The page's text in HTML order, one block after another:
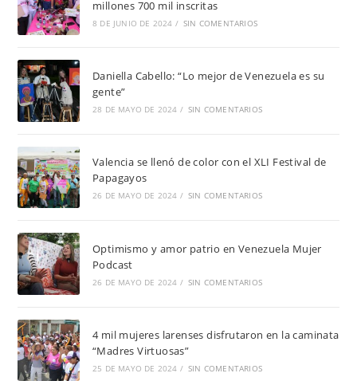
millones 700 mil inscritas
8 DE JUNIO DE 2024 / SIN COMENTARIOS
Daniella Cabello: “Lo mejor de Venezuela es su
gente”
28 DE MAYO DE 2024 / SIN COMENTARIOS
Valencia se llenó de color con el XLI Festival de
Papagayos
26 DE MAYO DE 2024 / SIN COMENTARIOS
Optimismo y amor patrio en Venezuela Mujer
Podcast
26 DE MAYO DE 2024 / SIN COMENTARIOS
4 mil mujeres larenses disfrutaron en la caminata
“Madres Virtuosas”
25 DE MAYO DE 2024 / SIN COMENTARIOS